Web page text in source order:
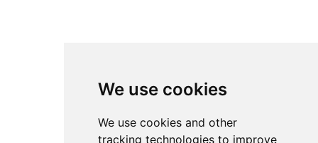
We use cookies
We use cookies and other
tracking technologies to improve